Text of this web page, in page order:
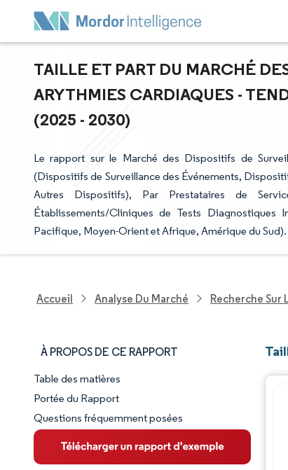
TAILLE ET PART DU MARCHÉ
ARYTHMIES CARDIAQUES -
(2025 - 2030)
Le rapport sur le Marché des Dispositifs de
(Dispositifs de Surveillance des Événements,
Autres Dispositifs), Par Prestataires de
Établissements/Cliniques de Tests
Pacifique, Moyen-Orient et Afrique, Amérique du Sud).
Accueil Analyse Du Marché Recherche Sur
À PROPOS DE CE RAPPORT
Aperçu du marché
VUE D’ENSEMBLE DU MARCHÉ
Principales tendances du marché
Table des matières
Portée du Rapport
Questions fréquemment posées